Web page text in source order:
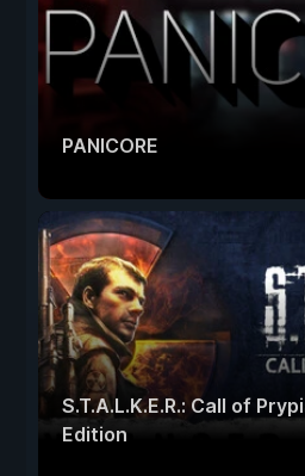
PANICORE
S.T.A.L.K.E.R.: Call of
Edition